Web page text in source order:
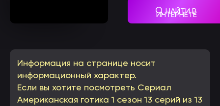
НАЙТИ В
ИНТЕРНЕТЕ
Информация на странице носит
информационный характер.
Если вы хотите посмотреть Сериал
Американская готика 1 сезон 13 серий из 13